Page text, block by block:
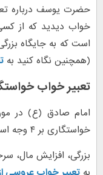
حضرت یوسف درباره
خواب دیدید که از
است که به جایگاه
(همچنین نگاه کنید به
تعبیر خواب
امام صادق (ع) در
خواستگاری بر ۴ وجه است:
بزرگی، افزایش مال،